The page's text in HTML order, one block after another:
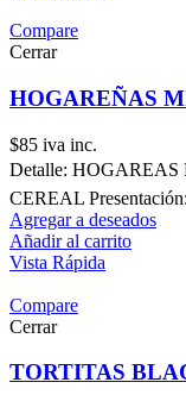
Compare
Cerrar
HOGAREÑAS
$85 iva inc.
Detalle:
CEREAL
Agregar a deseados
Añadir al carrito
Vista Rápida
Compare
Cerrar
TORTITAS